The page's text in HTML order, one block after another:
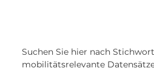
Suchen Sie hier nach
mobilitätsrelevante